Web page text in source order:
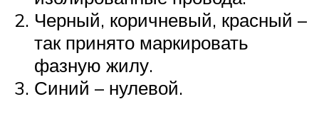
Черный, коричневый, красный –
так принято маркировать
фазную жилу.
Синий – нулевой.